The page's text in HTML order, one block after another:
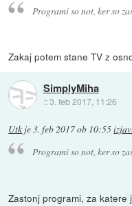
Programi so not, ker so
Zakaj potem stane TV z
SimplyMiha
::3. feb 2017, 11:26
Utk je3. feb 2017 ob 10:55
Programi so not, ker so
Zastonj programi, za katere